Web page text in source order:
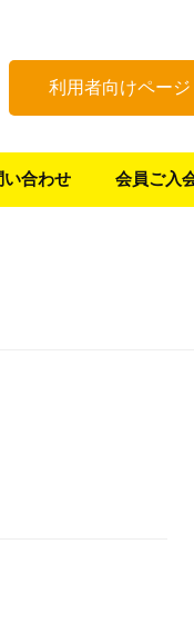
利用者向けページ
い合わせ 会員ご入